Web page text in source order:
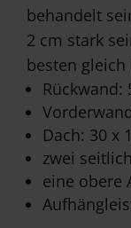
behandelt
2 cm stark
besten
Rückwand:
Dach: 30 x
zwei
eine obere